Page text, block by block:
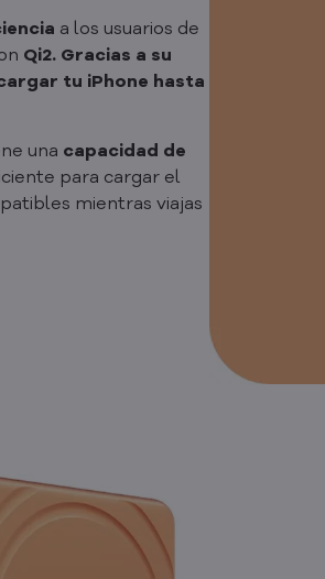
a los usuarios de
Qi2. Gracias a su
tu iPhone hasta
una capacidad de
para cargar el
mientras viajas